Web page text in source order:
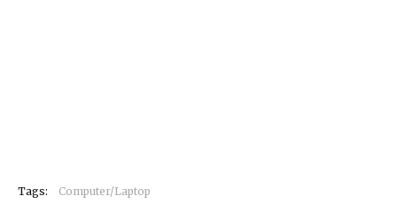
Tags: Computer/Laptop